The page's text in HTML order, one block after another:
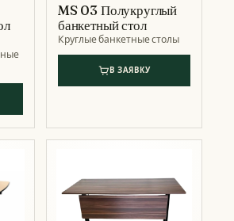
MS 03 Полукруглый
банкетный стол
Круглые банкетные столы
В ЗАЯВКУ